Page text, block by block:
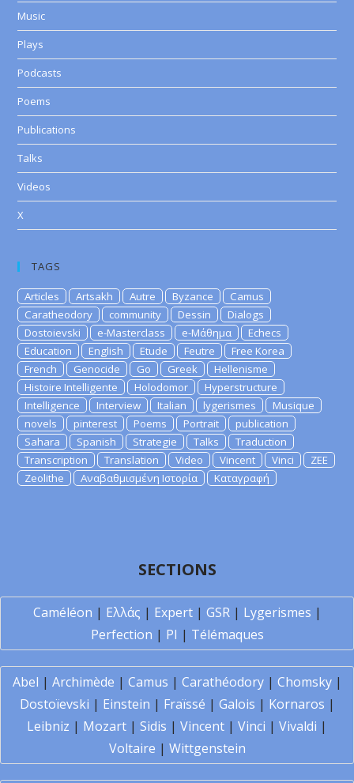
Music
Plays
Podcasts
Poems
Publications
Talks
Videos
X
TAGS
Articles Artsakh Autre Byzance
Camus
Caratheodory
community Dessin
Dialogs
Dostoievski
e-Masterclass e-Μάθημα
Echecs
Education
English Etude Feutre
Free Korea
French
Genocide Go Greek
Hellenisme
Histoire Intelligente
Holodomor
Hyperstructure
Intelligence
Interview Italian lygerismes
Musique
novels
pinterest Poems Portrait
publication
Sahara
Spanish Strategie Talks
Traduction
Transcription
Translation Video Vincent Vinci
ZEE
Zeolithe
Αναβαθμισμένη Ιστορία Καταγραφή
SECTIONS
Caméléon | Ελλάς | Expert| GSR| Lygerismes |
Perfection | PI | Télémaques
Abel | Archimède | Camus | Carathéodory| Chomsky|
Dostoïevski | Einstein | Fraïssé | Galois | Kornaros |
Leibniz | Mozart | Sidis | Vincent | Vinci | Vivaldi |
Voltaire | Wittgenstein